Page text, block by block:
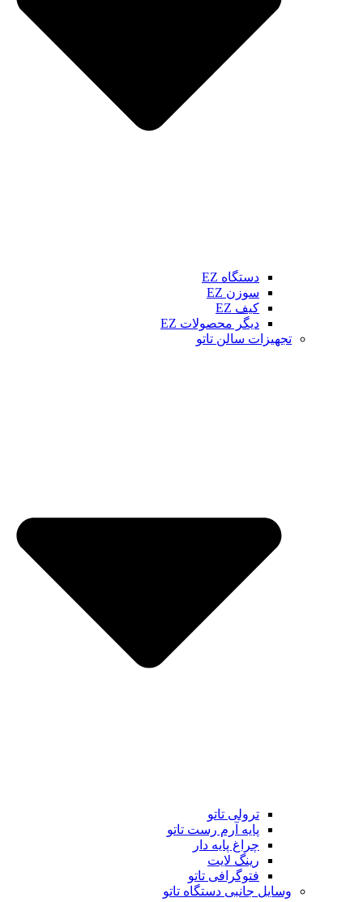
دستگاه EZ
سوزن EZ
کیف EZ
دیگر محصولات EZ
تجهیزات سالن تاتو
ترولی تاتو
پایه آرم رست تاتو
چراغ پایه دار
رینگ لایت
فتوگرافی تاتو
وسایل جانبی دستگاه تاتو